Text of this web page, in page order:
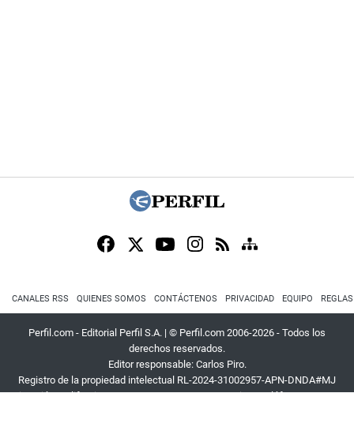
CANALES RSS QUIENES SOMOS CONTÁCTENOS PRIVACIDAD EQUIPO
Perfil.com - Editorial Perfil S.A. | © Perfil.com 2006-2026 - Todos los
derechos reservados.
Editor responsable: Carlos Piro.
Registro de la propiedad intelectual RL-2024-31002957-APN-DNDA#MJ
Dirección:California 2715,C1289ABI,CABA, Argentina| Teléfono:+54 9 11